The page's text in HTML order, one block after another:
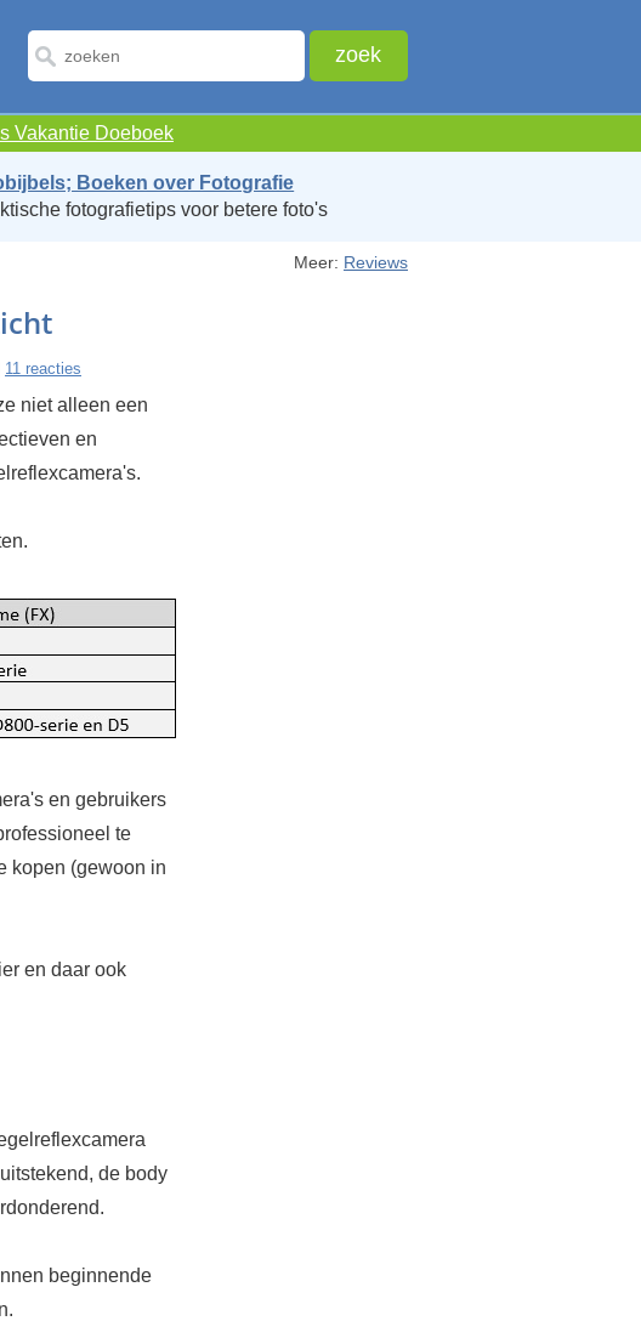
Vakantie Doeboek
Boeken over Fotografie
fotografietips voor betere foto's
Meer: Reviews
11 reacties
niet alleen een
en
en gebruikers
te
kopen (gewoon in
en daar ook
de body
beginnende